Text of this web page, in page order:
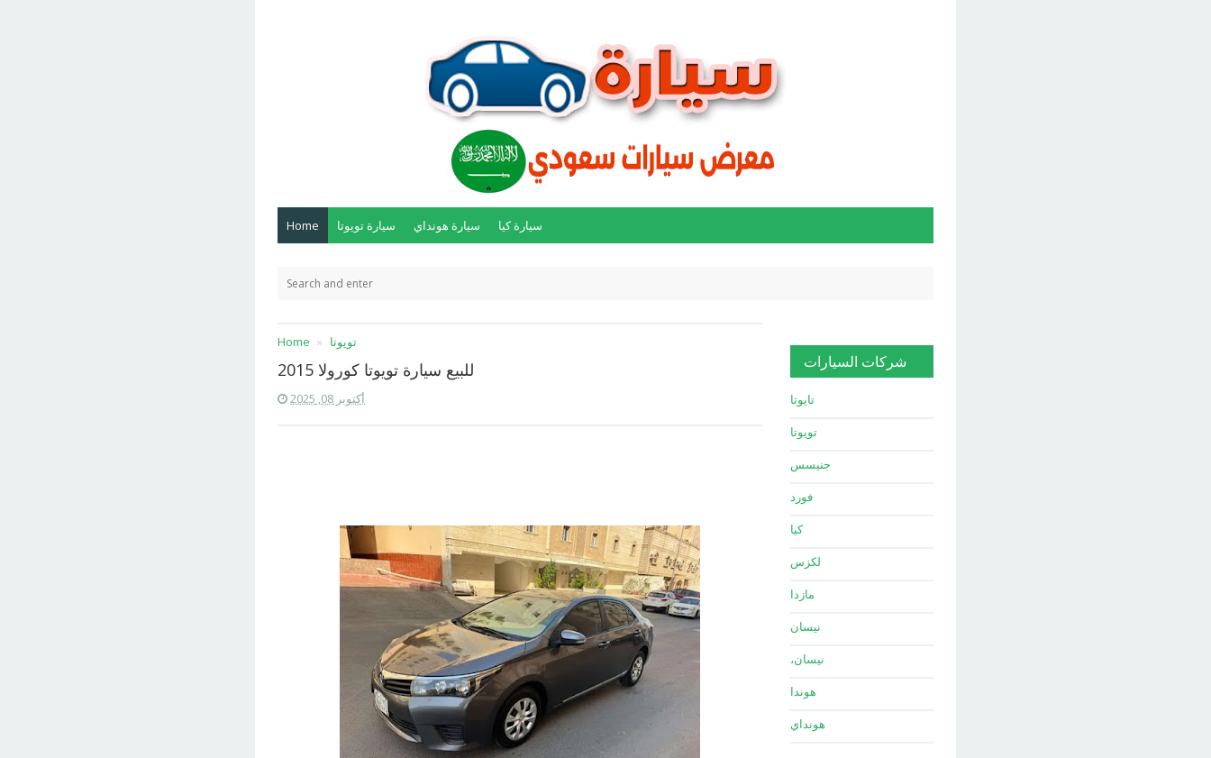
Home سيارة تويوتا سيارة هونداي سيارة كيا
Home تويوتا
للبيع سيارة تويوتا كورولا 2015
أكتوبر 08, 2025
شركات السيارات
تايوتا
تويوتا
جنيسس
فورد
كيا
لكزس
مازدا
نيسان
نيسان،
هوندا
هونداي